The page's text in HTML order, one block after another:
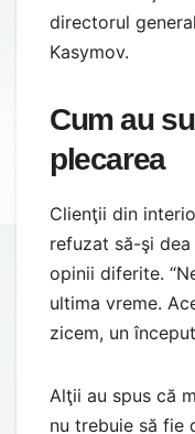
directorul
Kasymov.
Cum au
plecarea
Clienţii din
refuzat să-şi
opinii diferite.
ultima vreme.
zicem, un
Alţii au spus că
nu trebuie să fie